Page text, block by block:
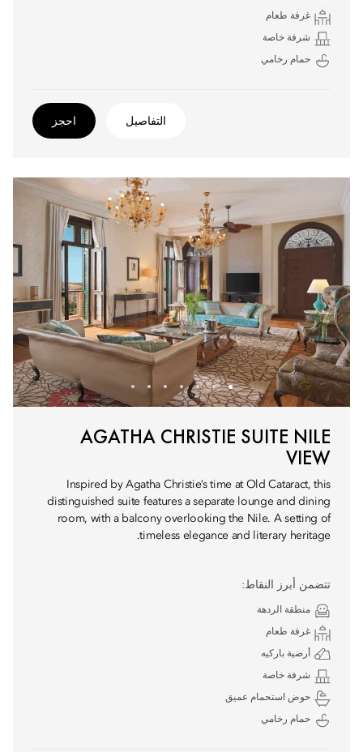
غرفة طعام
شرفة خاصة
حمام رخامي
التفاصيل احجز
AGATHA CHRISTIE SUITE NILE
VIEW
Inspired by Agatha Christie’s time at Old Cataract, this
distinguished suite features a separate lounge and dining
room, with a balcony overlooking the Nile. A setting of
timeless elegance and literary heritage.
تتضمن أبرز النقاط:
منطقة الردهة
غرفة طعام
أرضية باركيه
شرفة خاصة
حوض استحمام عميق
حمام رخامي